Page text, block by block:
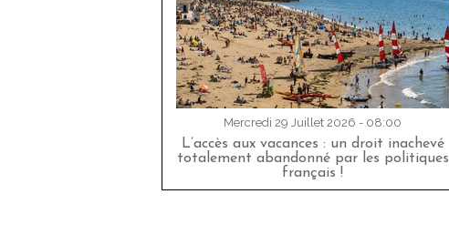
Mercredi 29 Juillet 2026 - 08:00
L’accès aux vacances : un droit inachevé
totalement abandonné par les politiques
français !